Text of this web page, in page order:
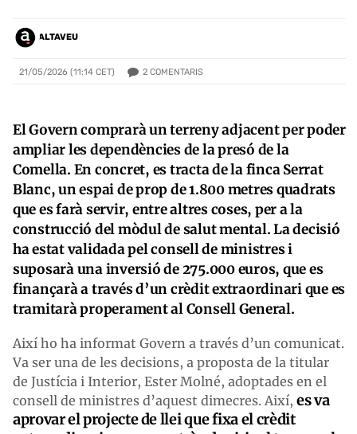
ALTAVEU
21/05/2026 (11:14 CET) 2 COMENTARIS
El Govern comprarà un terreny adjacent per poder
ampliar les dependències de la presó de la
Comella. En concret, es tracta de la finca Serrat
Blanc, un espai de prop de 1.800 metres quadrats
que es farà servir, entre altres coses, per a la
construcció del mòdul de salut mental. La decisió
ha estat validada pel consell de ministres i
suposarà una inversió de 275.000 euros, que es
finançarà a través d’un crèdit extraordinari que es
tramitarà properament al Consell General.
Així ho ha informat Govern a través d’un comunicat.
Va ser una de les decisions, a proposta de la titular
de Justícia i Interior, Ester Molné, adoptades en el
consell de ministres d’aquest dimecres. Així, es va
aprovar el projecte de llei que fixa el crèdit